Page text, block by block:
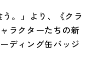
。」より、《クラ
ラクターたちの新
ディング缶バッジ